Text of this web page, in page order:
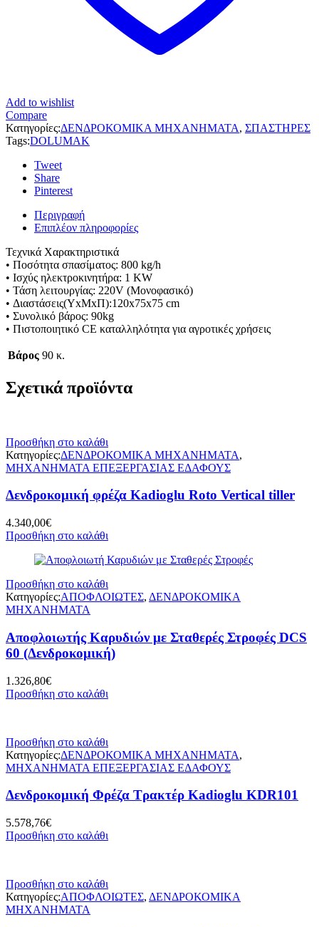
Add to wishlist
Compare
Κατηγορίες:ΔΕΝΔΡΟΚΟΜΙΚΑ ΜΗΧΑΝΗΜΑΤΑ, ΣΠΑΣΤΗΡΕΣ
Tags:DOLUMAK
Tweet
Share
Pinterest
Περιγραφή
Επιπλέον πληροφορίες
Τεχνικά Χαρακτηριστικά
• Ποσότητα σπασίματος: 800 kg/h
• Ισχύς ηλεκτροκινητήρα: 1 KW
• Τάση λειτουργίας: 220V (Μονοφασικό)
• Διαστάσεις(ΥxΜxΠ):120x75x75 cm
• Συνολικό βάρος: 90kg
• Πιστοποιητικό CE καταλληλότητα για αγροτικές χρήσεις
Βάρος 90 κ.
Σχετικά προϊόντα
Προσθήκη στο καλάθι
Κατηγορίες:ΔΕΝΔΡΟΚΟΜΙΚΑ ΜΗΧΑΝΗΜΑΤΑ,
ΜΗΧΑΝΗΜΑΤΑ ΕΠΕΞΕΡΓΑΣΙΑΣ ΕΔΑΦΟΥΣ
Δενδροκομική φρέζα Kadioglu Roto Vertical tiller
4.340,00€
Προσθήκη στο καλάθι
Προσθήκη στο καλάθι
Κατηγορίες:ΑΠΟΦΛΟΙΩΤΕΣ, ΔΕΝΔΡΟΚΟΜΙΚΑ
ΜΗΧΑΝΗΜΑΤΑ
Αποφλοιωτής Καρυδιών με Σταθερές Στροφές DCS
60 (Δενδροκομική)
1.326,80€
Προσθήκη στο καλάθι
Προσθήκη στο καλάθι
Κατηγορίες:ΔΕΝΔΡΟΚΟΜΙΚΑ ΜΗΧΑΝΗΜΑΤΑ,
ΜΗΧΑΝΗΜΑΤΑ ΕΠΕΞΕΡΓΑΣΙΑΣ ΕΔΑΦΟΥΣ
Δενδροκομική Φρέζα Τρακτέρ Kadioglu KDR101
5.578,76€
Προσθήκη στο καλάθι
Προσθήκη στο καλάθι
Κατηγορίες:ΑΠΟΦΛΟΙΩΤΕΣ, ΔΕΝΔΡΟΚΟΜΙΚΑ
ΜΗΧΑΝΗΜΑΤΑ